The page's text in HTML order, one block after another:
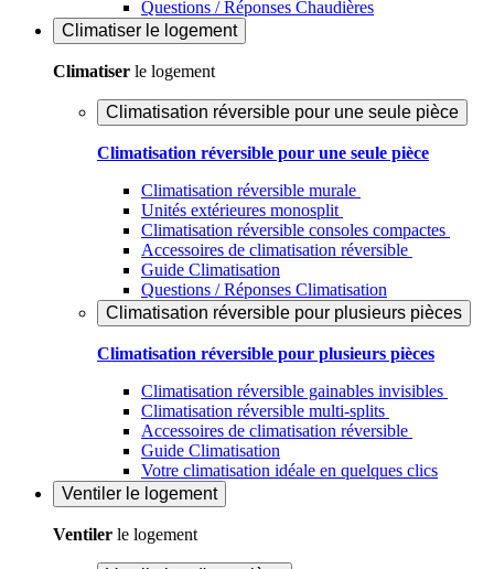
Questions / Réponses Chaudières
Climatiser le logement
Climatiser le logement
Climatisation réversible pour une seule pièce
Climatisation réversible pour une seule pièce
Climatisation réversible murale
Unités extérieures monosplit
Climatisation réversible consoles compactes
Accessoires de climatisation réversible
Guide Climatisation
Questions / Réponses Climatisation
Climatisation réversible pour plusieurs pièces
Climatisation réversible pour plusieurs pièces
Climatisation réversible gainables invisibles
Climatisation réversible multi-splits
Accessoires de climatisation réversible
Guide Climatisation
Votre climatisation idéale en quelques clics
Ventiler le logement
Ventiler le logement